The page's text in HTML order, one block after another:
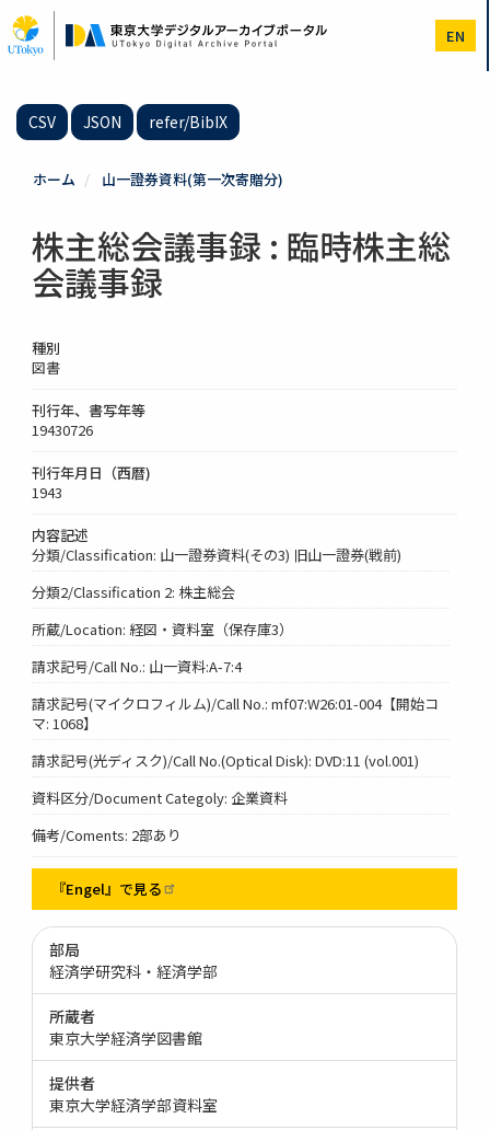
イ
ン
EN
CSV JSON refer/BibIX
ホーム 山一證券資料(第一次寄贈分)
株主総会議事録 : 臨時株主総
会議事録
種別
図書
刊行年、書写年等
19430726
刊行年月日（西暦)
1943
内容記述
分類/Classification: 山一證券資料(その3) 旧山一證券(戦前)
分類2/Classification 2: 株主総会
所蔵/Location: 経図・資料室（保存庫3）
請求記号/Call No.: 山一資料:A-7:4
請求記号(マイクロフィルム)/Call No.: mf07:W26:01-004【開始コ
マ: 1068】
請求記号(光ディスク)/Call No.(Optical Disk): DVD:11 (vol.001)
資料区分/Document Categoly: 企業資料
備考/Coments: 2部あり
『Engel』で見る
部局
経済学研究科・経済学部
所蔵者
東京大学経済学図書館
提供者
東京大学経済学部資料室